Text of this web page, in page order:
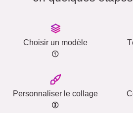
Choisir un modèle
Personnaliser le collage